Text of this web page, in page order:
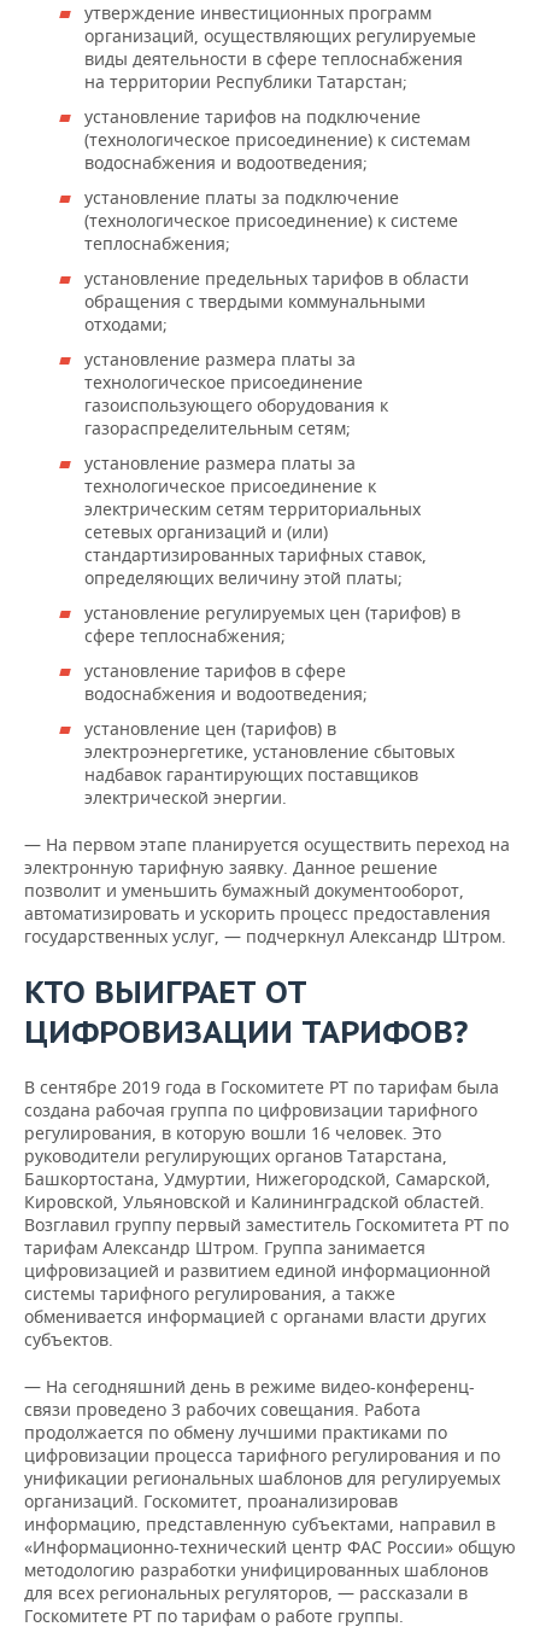
утверждение инвестиционных программ
организаций, осуществляющих регулируемые
виды деятельности в сфере теплоснабжения
на территории Республики Татарстан;
установление тарифов на подключение
(технологическое присоединение) к системам
водоснабжения и водоотведения;
установление платы за подключение
(технологическое присоединение) к системе
теплоснабжения;
установление предельных тарифов в области
обращения с твердыми коммунальными
отходами;
установление размера платы за
технологическое присоединение
газоиспользующего оборудования к
газораспределительным сетям;
установление размера платы за
технологическое присоединение к
электрическим сетям территориальных
сетевых организаций и (или)
стандартизированных тарифных ставок,
определяющих величину этой платы;
установление регулируемых цен (тарифов) в
сфере теплоснабжения;
установление тарифов в сфере
водоснабжения и водоотведения;
установление цен (тарифов) в
электроэнергетике, установление сбытовых
надбавок гарантирующих поставщиков
электрической энергии.
— На первом этапе планируется осуществить переход на
электронную тарифную заявку. Данное решение
позволит и уменьшить бумажный документооборот,
автоматизировать и ускорить процесс предоставления
государственных услуг, — подчеркнул Александр Штром.
КТО ВЫИГРАЕТ ОТ
ЦИФРОВИЗАЦИИ ТАРИФОВ?
В сентябре 2019 года в Госкомитете РТ по тарифам была
создана рабочая группа по цифровизации тарифного
регулирования, в которую вошли 16 человек. Это
руководители регулирующих органов Татарстана,
Башкортостана, Удмуртии, Нижегородской, Самарской,
Кировской, Ульяновской и Калининградской областей.
Возглавил группу первый заместитель Госкомитета РТ по
тарифам Александр Штром. Группа занимается
цифровизацией и развитием единой информационной
системы тарифного регулирования, а также
обменивается информацией с органами власти других
субъектов.
— На сегодняшний день в режиме видео-конференц-
связи проведено 3 рабочих совещания. Работа
продолжается по обмену лучшими практиками по
цифровизации процесса тарифного регулирования и по
унификации региональных шаблонов для регулируемых
организаций. Госкомитет, проанализировав
информацию, представленную субъектами, направил в
«Информационно-технический центр ФАС России» общую
методологию разработки унифицированных шаблонов
для всех региональных регуляторов, — рассказали в
Госкомитете РТ по тарифам о работе группы.